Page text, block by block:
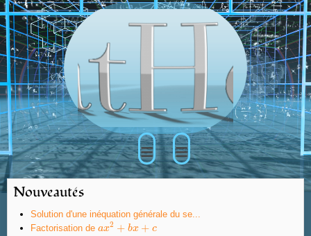
≡ ≡
Nouveautés
Solution d'une inéquation générale du se...
Factorisation de ax2 + bx + c
ax2+bx +c